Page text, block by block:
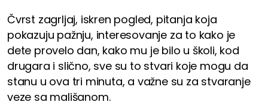
Čvrst zagrljaj, iskren pogled, pitanja koja
pokazuju pažnju, interesovanje za to kako je
dete provelo dan, kako mu je bilo u školi, kod
drugara i slično, sve su to stvari koje mogu da
stanu u ova tri minuta, a važne su za stvaranje
veze sa mališanom.